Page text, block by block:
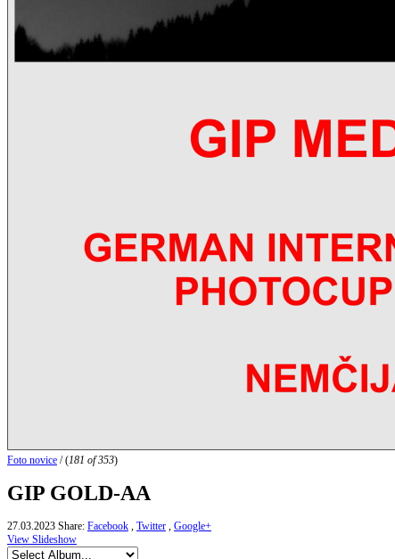
Foto novice /(181 of 353)
GIP GOLD-AA
27.03.2023 Share: Facebook , Twitter , Google+
View Slideshow